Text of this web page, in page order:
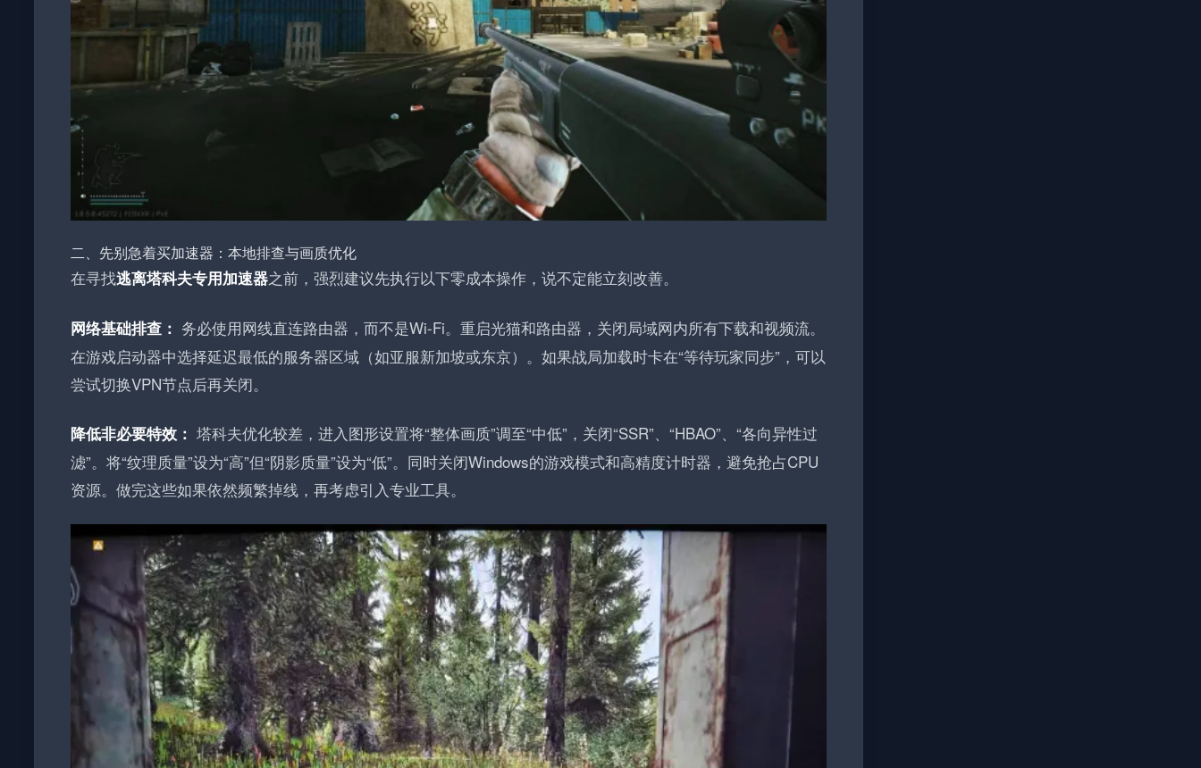
二、先别急着买加速器：本地排查与画质优化
在寻找逃离塔科夫专用加速器之前，强烈建议先执行以下零成本操作，说不定能立刻改善。
网络基础排查： 务必使用网线直连路由器，而不是Wi-Fi。重启光猫和路由器，关闭局域网内所有下载和视频流。
在游戏启动器中选择延迟最低的服务器区域（如亚服新加坡或东京）。如果战局加载时卡在“等待玩家同步”，可以
尝试切换VPN节点后再关闭。
降低非必要特效： 塔科夫优化较差，进入图形设置将“整体画质”调至“中低”，关闭“SSR”、“HBAO”、“各向异性过
滤”。将“纹理质量”设为“高”但“阴影质量”设为“低”。同时关闭Windows的游戏模式和高精度计时器，避免抢占CPU
资源。做完这些如果依然频繁掉线，再考虑引入专业工具。